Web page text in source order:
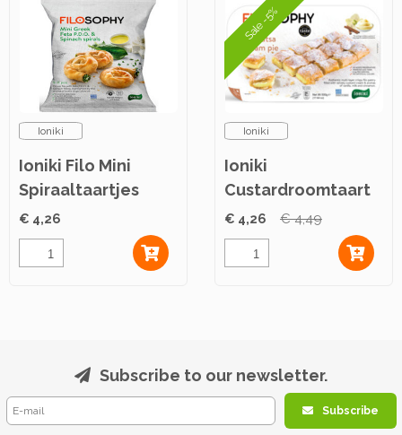
Ioniki
Ioniki Filo Mini
Spiraaltaartjes
500g
€ 4,26
Sale -5%
Ioniki
Ioniki
Custardroomtaart
uit Griekenland
500g
€ 4,26 € 4,49
Subscribe to our newsletter.
Subscribe